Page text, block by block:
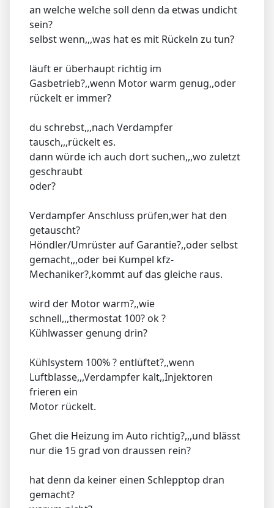
an welche welche soll denn da etwas undicht
sein?
selbst wenn,,,was hat es mit Rückeln zu tun?
läuft er überhaupt richtig im
Gasbetrieb?,,wenn Motor warm genug,,oder
rückelt er immer?
du schrebst,,,nach Verdampfer
tausch,,,rückelt es.
dann würde ich auch dort suchen,,,wo zuletzt
geschraubt
oder?
Verdampfer Anschluss prüfen,wer hat den
getauscht?
Höndler/Umrüster auf Garantie?,,oder selbst
gemacht,,,oder bei Kumpel kfz-
Mechaniker?,kommt auf das gleiche raus.
wird der Motor warm?,,wie
schnell,,,thermostat 100? ok ?
Kühlwasser genung drin?
Kühlsystem 100% ? entlüftet?,,wenn
Luftblasse,,,Verdampfer kalt,,Injektoren
frieren ein
Motor rückelt.
Ghet die Heizung im Auto richtig?,,,und blässt
nur die 15 grad von draussen rein?
hat denn da keiner einen Schlepptop dran
gemacht?